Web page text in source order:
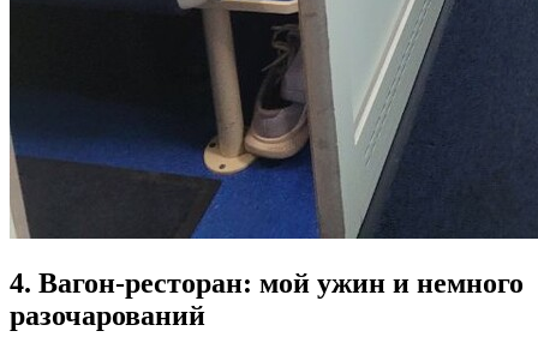
4. Вагон-ресторан: мой ужин и немного
разочарований